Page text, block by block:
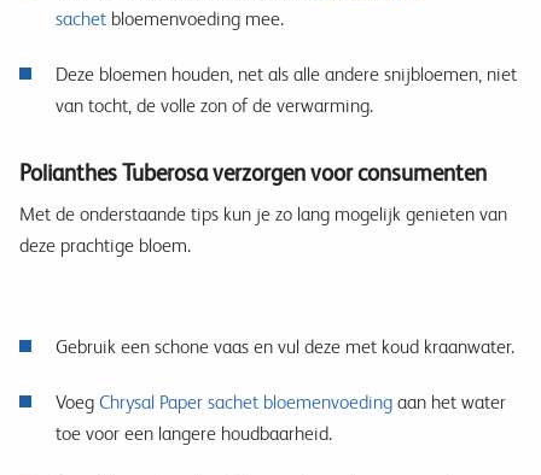
sachet bloemenvoeding mee.
Deze bloemen houden, net als alle andere snijbloemen, niet
van tocht, de volle zon of de verwarming.
Polianthes Tuberosa verzorgen voor consumenten
Met de onderstaande tips kun je zo lang mogelijk genieten van
deze prachtige bloem.
Gebruik een schone vaas en vul deze met koud kraanwater.
Voeg Chrysal Paper sachet bloemenvoeding aan het water
toe voor een langere houdbaarheid.